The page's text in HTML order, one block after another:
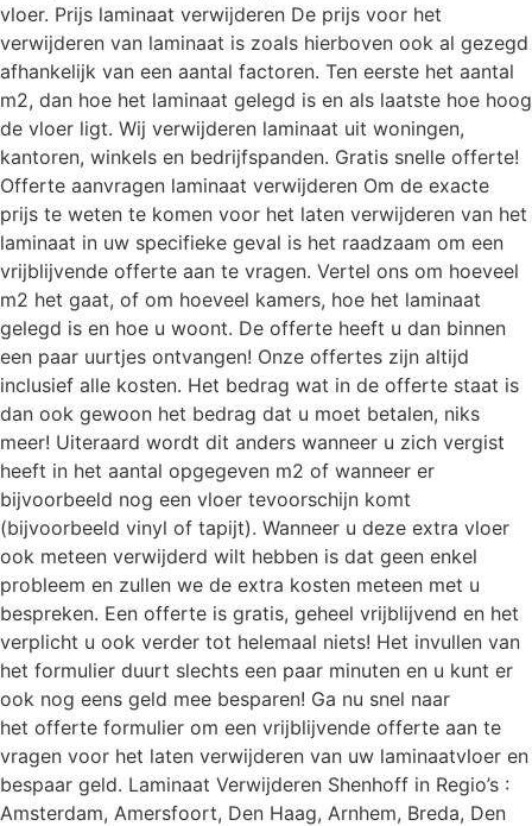
vloer. Prijs laminaat verwijderen De prijs voor het
verwijderen van laminaat is zoals hierboven ook al gezegd
afhankelijk van een aantal factoren. Ten eerste het aantal
m2, dan hoe het laminaat gelegd is en als laatste hoe hoog
de vloer ligt. Wij verwijderen laminaat uit woningen,
kantoren, winkels en bedrijfspanden. Gratis snelle offerte!
Offerte aanvragen laminaat verwijderen Om de exacte
prijs te weten te komen voor het laten verwijderen van het
laminaat in uw specifieke geval is het raadzaam om een
vrijblijvende offerte aan te vragen. Vertel ons om hoeveel
m2 het gaat, of om hoeveel kamers, hoe het laminaat
gelegd is en hoe u woont. De offerte heeft u dan binnen
een paar uurtjes ontvangen! Onze offertes zijn altijd
inclusief alle kosten. Het bedrag wat in de offerte staat is
dan ook gewoon het bedrag dat u moet betalen, niks
meer! Uiteraard wordt dit anders wanneer u zich vergist
heeft in het aantal opgegeven m2 of wanneer er
bijvoorbeeld nog een vloer tevoorschijn komt
(bijvoorbeeld vinyl of tapijt). Wanneer u deze extra vloer
ook meteen verwijderd wilt hebben is dat geen enkel
probleem en zullen we de extra kosten meteen met u
bespreken. Een offerte is gratis, geheel vrijblijvend en het
verplicht u ook verder tot helemaal niets! Het invullen van
het formulier duurt slechts een paar minuten en u kunt er
ook nog eens geld mee besparen! Ga nu snel naar
het offerte formulier om een vrijblijvende offerte aan te
vragen voor het laten verwijderen van uw laminaatvloer en
bespaar geld. Laminaat Verwijderen Shenhoff in Regio’s :
Amsterdam, Amersfoort, Den Haag, Arnhem, Breda, Den